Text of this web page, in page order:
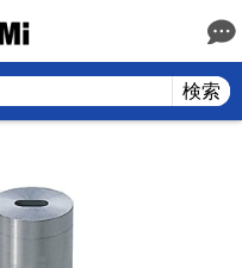
検索